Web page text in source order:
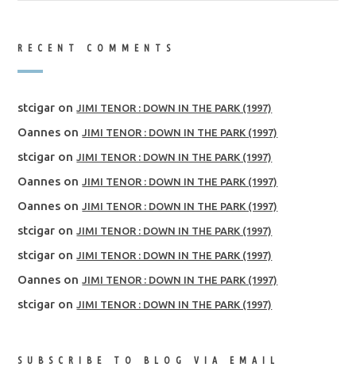
RECENT COMMENTS
stcigar onJIMI TENOR : DOWN IN THE PARK (1997)
Oannes onJIMI TENOR : DOWN IN THE PARK (1997)
stcigar onJIMI TENOR : DOWN IN THE PARK (1997)
Oannes onJIMI TENOR : DOWN IN THE PARK (1997)
Oannes onJIMI TENOR : DOWN IN THE PARK (1997)
stcigar onJIMI TENOR : DOWN IN THE PARK (1997)
stcigar onJIMI TENOR : DOWN IN THE PARK (1997)
Oannes onJIMI TENOR : DOWN IN THE PARK (1997)
stcigar onJIMI TENOR : DOWN IN THE PARK (1997)
SUBSCRIBE TO BLOG VIA EMAIL